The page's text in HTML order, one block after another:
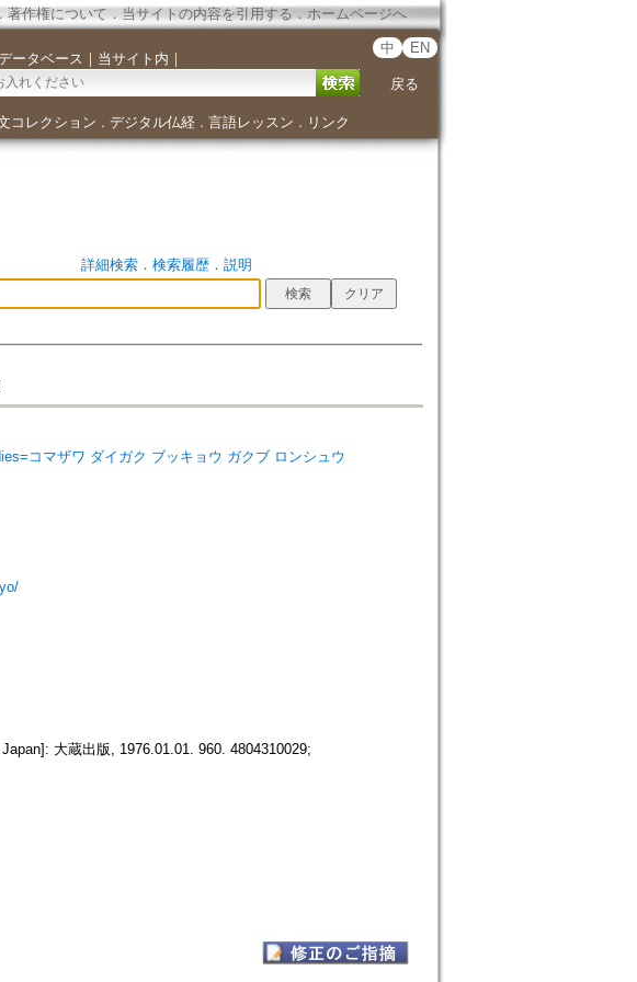
著作権について．当サイトの内容を引用する ． ホームページへ
ータベース ｜ 当サイト内 ｜
中 EN
戻る
コレクション ． デジタル仏経． 言語レッスン ． リンク
詳細検索． 検索履歴． 説明
コマザワ ダイガク ブッキョウ ガクブ ロンシュウ
大蔵出版, 1976.01.01. 960. 4804310029;